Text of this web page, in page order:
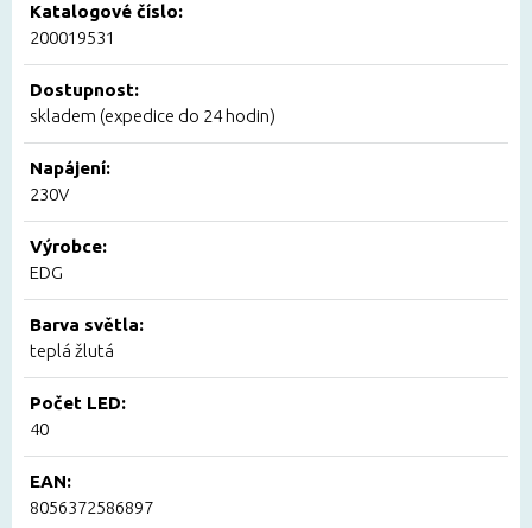
Katalogové číslo:
200019531
Dostupnost:
skladem (expedice do 24 hodin)
Napájení:
230V
Výrobce:
EDG
Barva světla:
teplá žlutá
Počet LED:
40
EAN:
8056372586897